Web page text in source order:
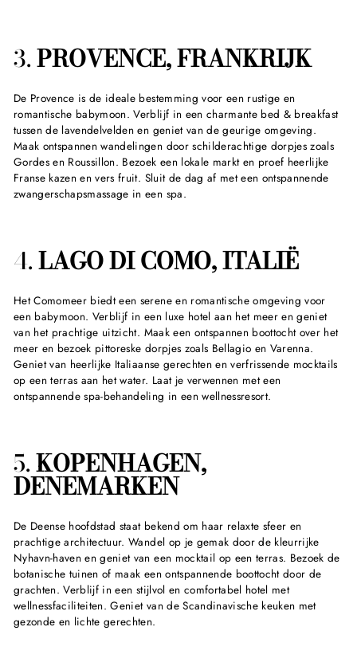
3.PROVENCE, FRANKRIJK
De Provence is de ideale bestemming voor een rustige en
romantische babymoon. Verblijf in een charmante bed & breakfast
tussen de lavendelvelden en geniet van de geurige omgeving.
Maak ontspannen wandelingen door schilderachtige dorpjes zoals
Gordes en Roussillon. Bezoek een lokale markt en proef heerlijke
Franse kazen en vers fruit. Sluit de dag af met een ontspannende
zwangerschapsmassage in een spa.
4.LAGO DI COMO, ITALIË
Het Comomeer biedt een serene en romantische omgeving voor
een babymoon. Verblijf in een luxe hotel aan het meer en geniet
van het prachtige uitzicht. Maak een ontspannen boottocht over het
meer en bezoek pittoreske dorpjes zoals Bellagio en Varenna.
Geniet van heerlijke Italiaanse gerechten en verfrissende mocktails
op een terras aan het water. Laat je verwennen met een
ontspannende spa-behandeling in een wellnessresort.
5.KOPENHAGEN,
DENEMARKEN
De Deense hoofdstad staat bekend om haar relaxte sfeer en
prachtige architectuur. Wandel op je gemak door de kleurrijke
Nyhavn-haven en geniet van een mocktail op een terras. Bezoek de
botanische tuinen of maak een ontspannende boottocht door de
grachten. Verblijf in een stijlvol en comfortabel hotel met
wellnessfaciliteiten. Geniet van de Scandinavische keuken met
gezonde en lichte gerechten.